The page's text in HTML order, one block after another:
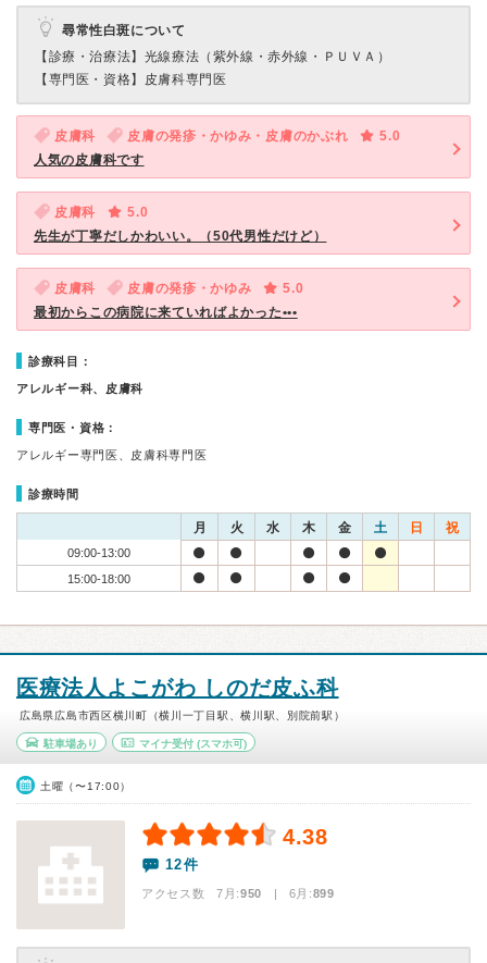
尋常性白斑について
【診療・治療法】 光線療法（紫外線・赤外線・ＰＵＶＡ）
【専門医・資格】 皮膚科専門医
皮膚科 皮膚の発疹・かゆみ・皮膚のかぶれ
5.0
人気の皮膚科です
皮膚科
5.0
先生が丁寧だしかわいい。（50代男性だけど）
皮膚科 皮膚の発疹・かゆみ
5.0
最初からこの病院に来ていればよかった•••
診療科目：
アレルギー科、皮膚科
専門医・資格：
アレルギー専門医、皮膚科専門医
診療時間
月 火 水 木 金 土 日 祝
09:00-13:00
15:00-18:00
医療法人よこがわ しのだ皮ふ科
広島県広島市西区横川町（横川一丁目駅、横川駅、別院前駅）
駐車場あり マイナ受付(スマホ可)
土曜（〜17:00）
4.38
12件
アクセス数 7月:950 | 6月:899